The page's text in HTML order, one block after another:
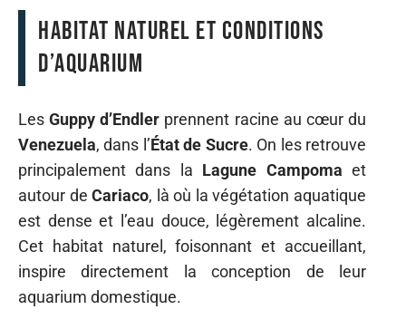
Habitat naturel et conditions
d’aquarium
LesGuppy d’Endler prennent racine au cœur du
Venezuela, dans l’État de Sucre. On les retrouve
principalement dans la Lagune Campoma et
autour deCariaco, là où la végétation aquatique
est dense et l’eau douce, légèrement alcaline.
Cet habitat naturel, foisonnant et accueillant,
inspire directement la conception de leur
aquarium domestique.